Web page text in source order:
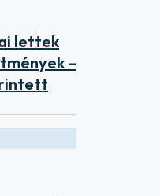
lettek
–